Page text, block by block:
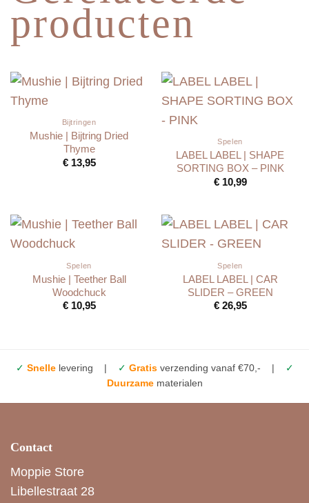
producten
Bijtringen
Mushie | Bijtring Dried
Thyme
€13,95
Spelen
LABEL LABEL | SHAPE
SORTING BOX – PINK
€10,99
Spelen
Mushie | Teether Ball
Woodchuck
€10,95
Spelen
LABEL LABEL | CAR
SLIDER – GREEN
€26,95
✓ Snellelevering | ✓ Gratisverzending vanaf €70,- |
✓
Duurzamematerialen
Contact
Moppie Store
Libellestraat 28